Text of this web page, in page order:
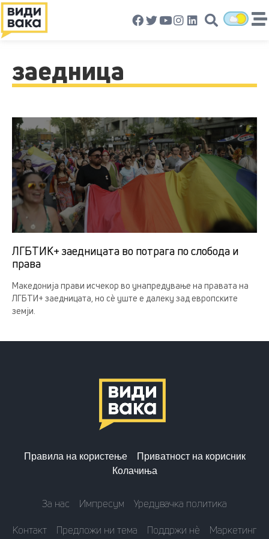
заедница
ЛГБТИК+ заедницата во потрага по слобода и
права
Македонија прави исчекор во унапредување на правата на
ЛГБТИ+ заедницата, но сè уште е далеку зад европските
земји.
Правила на користење
Приватност на корисник
Колачиња
За нас Импресум
Уредувачка политика
Контакт
Предложи ни тема Поддржи нè Маркетинг